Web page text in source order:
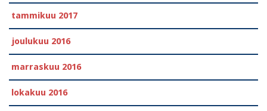
tammikuu 2017
joulukuu 2016
marraskuu 2016
lokakuu 2016